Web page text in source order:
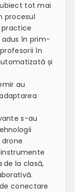
tot mai
procesul
practice
în prim-
în
și
au
s-au
la clasă,
conectare